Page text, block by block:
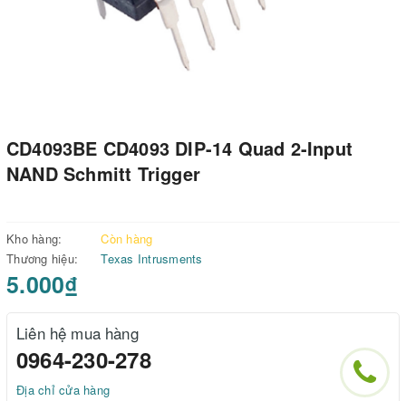
CD4093BE CD4093 DIP-14 Quad 2-Input
NAND Schmitt Trigger
Kho hàng:
Còn hàng
Thương hiệu:
Texas Intrusments
5.000₫
Liên hệ mua hàng
0964-230-278
Địa chỉ cửa hàng